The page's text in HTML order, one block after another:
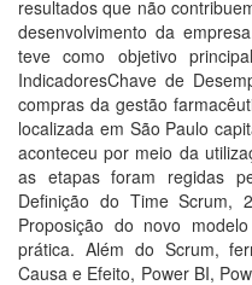
resultados que não
desenvolvimento da
teve como objetivo
Indicadores­Chave de
compras da gestão
localizada em São Paulo
aconteceu por meio da
as etapas foram regidas
Definição do Time Scrum,
Proposição do novo
prática. Além do Scrum,
Causa e Efeito, Power BI,